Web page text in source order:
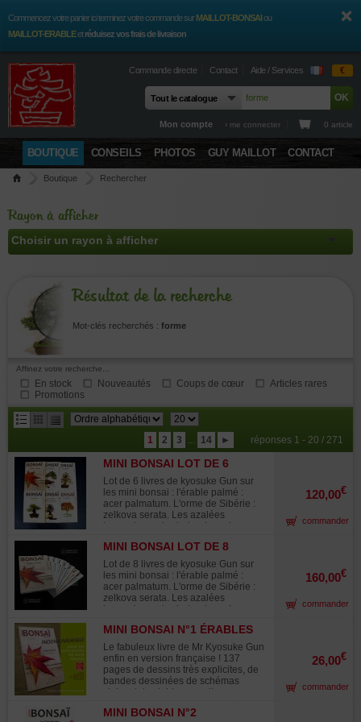
Commencez votre panier ici terminez votre commande surMAILLOT-BONSAIou
MAILLOT-ERABLEetréduisez vos frais de livraison
Commande directe Contact Aide / Services €
Mon compte › me connecter 0 article
BOUTIQUE CONSEILS PHOTOS GUY MAILLOT CONTACT
Boutique Rechercher
Rayon à afficher
Résultat de la recherche
Mot-clés recherchés : forme
Affinez votre recherche...
En stock Nouveautés Coups de cœur
Articles rares
Promotions
résultats
par
page
1 2 3 ... 14 ► réponses 1 - 20 / 271
MINI BONSAI LOT DE 6
LIVRES.
Lot de 6 livres de kyosuke Gun sur
les mini bonsai : l'érable palmé :
acer palmatum. L'orme de Sibérie :
zelkova serata. Les azalées
japonaises : rhododendron . Le
pommier et le houx : malus et ilex Le
pin noir : pinus thunbergii. Version
française ! Chaque ouvrage contient
138 pages de dessins très explicites,
de bandes dessinées de schémas
clairs et de tableaux culturaux. Ils
l'évolution de vos bonsaïs au fil des
multiplication et de mise en forme
dans différents styles pour former au
mieux vos mini bonsaïs. Un ouvrage
japonais traduit et corrigé par un
Soit plus de 800 pages de lecture.
Format : 170*250 mm. Cet ouvrage
120,00€
commander
MINI BONSAI LOT DE 8
LIVRES.
Lot de 8 livres de kyosuke Gun sur
les mini bonsai : l'érable palmé :
acer palmatum. L'orme de Sibérie :
zelkova serata. Les azalées
japonaises : rhododendron . Le
genévrier : juniperus chinensis. Le
pommier et le houx : malus et ilex Le
pin noir : pinus thunbergii. L'érable
de burger :acer buergerianum Le
genévrier rigide : juniperus rigida
Version française ! Chaque ouvrage
contient 138 pages de dessins très
schémas clairs et de tableaux
160,00€
commander
MINI BONSAI N°1 ÉRABLES
PALMÉS K GUN
Le fabuleux livre de Mr Kyosuke Gun
enfin en version française ! 137
pages de dessins très explicites, de
bandes dessinées de schémas
clairs et des tableaux culturaux vous
vos acer palmatum au fil des
26,00€
commander
MINI BONSAI N°2